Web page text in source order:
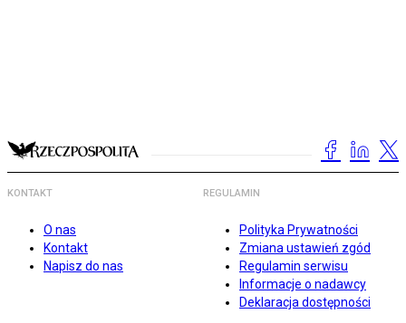
KONTAKT
O nas
Kontakt
Napisz do nas
REGULAMIN
Polityka Prywatności
Zmiana ustawień zgód
Regulamin serwisu
Informacje o nadawcy
Deklaracja dostępności